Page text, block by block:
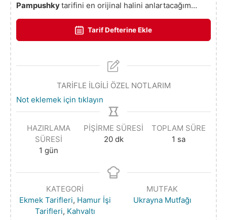
Pampushkytarifini en orijinal halini anlartacağım…
Tarif Defterine Ekle
TARİFLE İLGİLİ ÖZEL NOTLARIM
Not eklemek için tıklayın
HAZIRLAMA
SÜRESI
1 gün
PIŞIRME SÜRESI
20 dk
TOPLAM SÜRE
1 sa
KATEGORI
Ekmek Tarifleri, Hamur İşi
Tarifleri, Kahvaltı
MUTFAK
Ukrayna Mutfağı